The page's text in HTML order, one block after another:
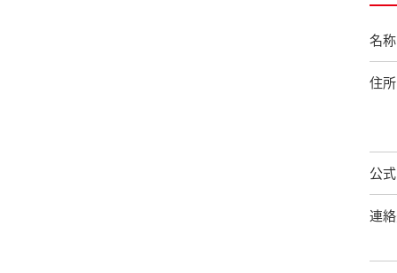
名称
住所
公
連